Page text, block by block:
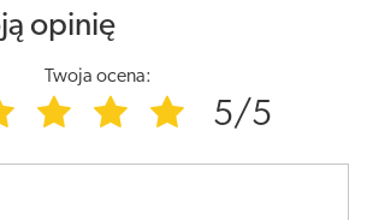
opinię
Twoja ocena:
5/5